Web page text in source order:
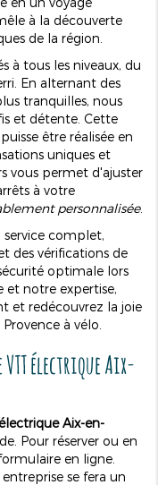
à la découverte
de la région.
à tous les niveaux, du
En alternant des
tranquilles, nous
et détente. Cette
être réalisée en
uniques et
vous permet d'ajuster
à votre
personnalisée.
service complet,
des vérifications de
optimale lors
et notre expertise,
et redécouvrez la joie
à vélo.
électrique Aix-
Aix-en-
Pour réserver ou en
en ligne.
se fera un